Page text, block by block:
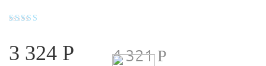
из 5
3 324 Р 4 321Р